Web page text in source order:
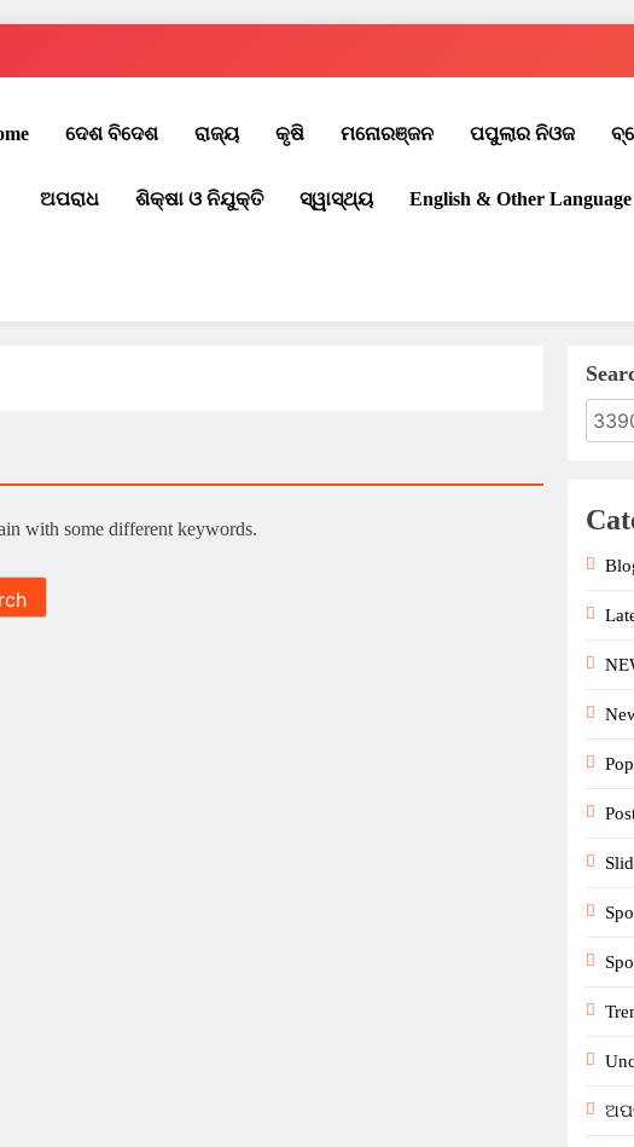
ଦେଶ ବିଦେଶ ରାଜ୍ୟ କୃଷି ମନୋରଞ୍ଜନ ପପୁଲାର ନିଓଜ
ଅପରାଧ ଶିକ୍ଷା ଓ ନିଯୁକ୍ତି ସ୍ୱାସ୍ଥ୍ୟ English & Other Language
with some different keywords.